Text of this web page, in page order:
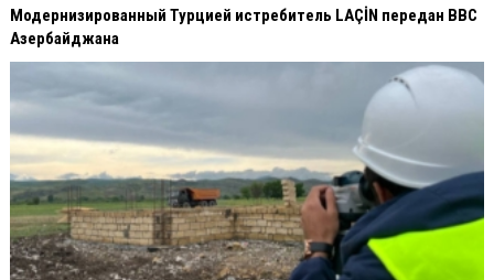
Модернизированный Турцией истребитель LAÇİN передан ВВС
Азербайджана